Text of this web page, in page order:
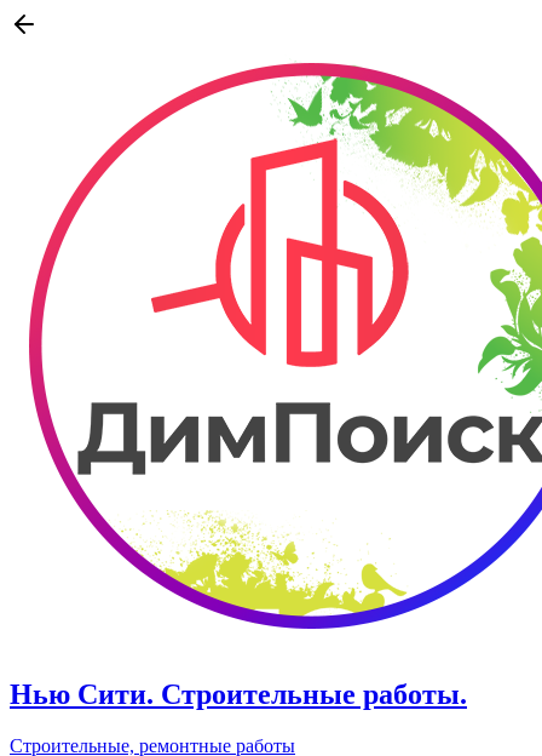
Нью Сити. Строительные работы.
Строительные, ремонтные работы